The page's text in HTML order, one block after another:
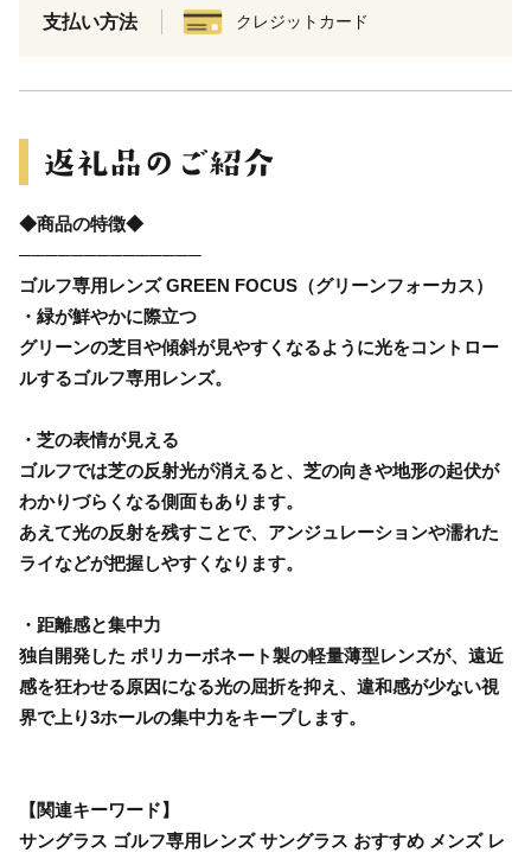
支払い方法 クレジットカード
◆商品の特徴◆
──────────────
ゴルフ専用レンズ GREEN FOCUS（グリーンフォーカス）
・緑が鮮やかに際立つ
グリーンの芝目や傾斜が見やすくなるように光をコントロー
ルするゴルフ専用レンズ。
・芝の表情が見える
ゴルフでは芝の反射光が消えると、芝の向きや地形の起伏が
わかりづらくなる側面もあります。
あえて光の反射を残すことで、アンジュレーションや濡れた
ライなどが把握しやすくなります。
・距離感と集中力
独自開発した ポリカーボネート製の軽量薄型レンズが、遠近
感を狂わせる原因になる光の屈折を抑え、違和感が少ない視
界で上り3ホールの集中力をキープします。
【関連キーワード】
サングラス ゴルフ専用レンズ サングラス おすすめ メンズ レ